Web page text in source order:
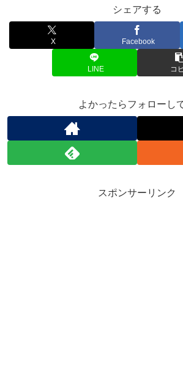
シェアする
X Facebook
LINE コ
よかったらフォローし
スポンサーリンク